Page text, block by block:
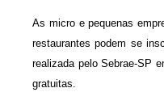
As micro e pequenas
restaurantes podem se
realizada pelo Sebrae-SP
gratuitas.